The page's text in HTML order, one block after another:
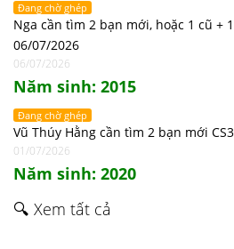
Đang chờ ghép
Nga cần tìm 2 bạn mới, hoặc 1 cũ +
06/07/2026
06/07/2026
Năm sinh: 2015
Đang chờ ghép
Vũ Thúy Hằng cần tìm 2 bạn mới
01/07/2026
Năm sinh: 2020
🔍 Xem tất cả